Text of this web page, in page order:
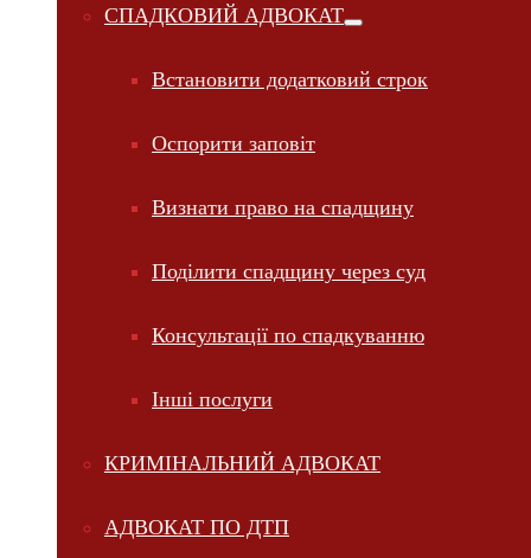
СПАДКОВИЙ АДВОКАТ
Встановити додатковий строк
Оспорити заповіт
Визнати право на спадщину
Поділити спадщину через суд
Консультації по спадкуванню
Інші послуги
КРИМІНАЛЬНИЙ АДВОКАТ
АДВОКАТ ПО ДТП